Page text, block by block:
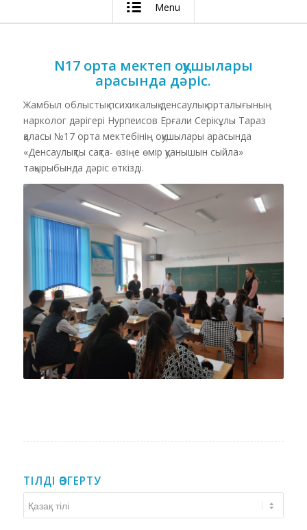
Menu
N17 орта мектеп оқушылары
арасында дәріс.
Жамбыл облыстық психикалық денсаулық орталығының
нарколог дәрігері Нурпеисов Ерғали Серікұлы Тараз
қаласы №17 орта мектебінің оқушылары арасында
«Денсаулықты сақта- өзіңе өмір қуанышын сыйла»
тақырыбында дәріс өткізді.
ТІЛДІ ӨЗГЕРТУ
өзгерту